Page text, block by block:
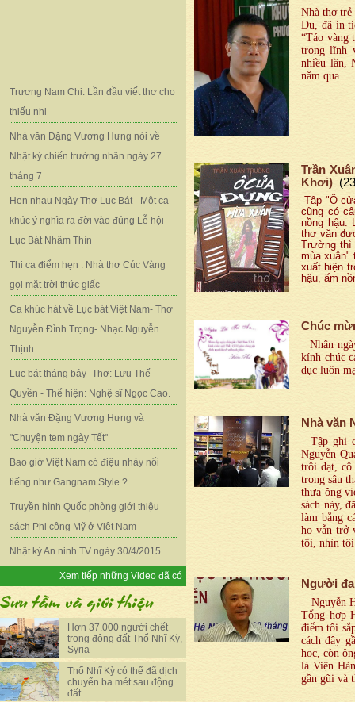
Trương Nam Chi: Lần đầu viết thơ cho
thiếu nhi
Nhà văn Đặng Vương Hưng nói về
Nhật ký chiến trường nhân ngày 27
tháng 7
Hẹn nhau Ngày Thơ Lục Bát - Một ca
khúc ý nghĩa ra đời vào đúng Lễ hội
Lục Bát Nhâm Thìn
Thi ca điểm hẹn : Nhà thơ Cúc Vàng
gọi mặt trời thức giấc
Ca khúc hát về Lục bát Việt Nam- Thơ
Nguyễn Đình Trọng- Nhạc Nguyễn
Thịnh
Lục bát tháng bảy- Thơ: Lưu Thế
Quyền - Thể hiện: Nghệ sĩ Ngọc Cao.
Nhà văn Đặng Vương Hưng và
"Chuyện tem ngày Tết"
Bao giờ Việt Nam có điệu nhảy nổi
tiếng như Gangnam Style ?
Truyền hình Quốc phòng giới thiệu
sách Phi công Mỹ ở Việt Nam
Nhật ký An ninh TV ngày 30/4/2015
Xem tiếp những Video đã có
Hơn 37.000 người chết
trong động đất Thổ Nhĩ Kỳ,
Syria
Thổ Nhĩ Kỳ có thể đã dịch
chuyển ba mét sau động
đất
Nhà thơ
Du, đã in
“Táo vàng
trong lĩnh
nhiều lần,
năm qua.
Trần
Khơi)
Tập "Ô
cũng có
nồng hậu.
thơ văn
Trường
mùa xuân"
xuất hiện
hậu, ấm
Chúc
Nhân
kính chúc
dục luôn
Nhà văn
Tập ghi
Nguyễn
trôi dạt, cô
trong sâu
thưa ông
sách này,
làm bằng
họ vẫn trở
tôi, nhìn
Người
Nguyễn
Tổng hợp
điểm tôi
cách đây
học, còn
là Viện
gần gũi và